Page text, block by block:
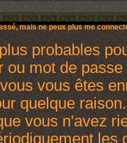
mais ne peux plus me
probables
ou mot de
vous êtes
quelque
vous n'avez
les